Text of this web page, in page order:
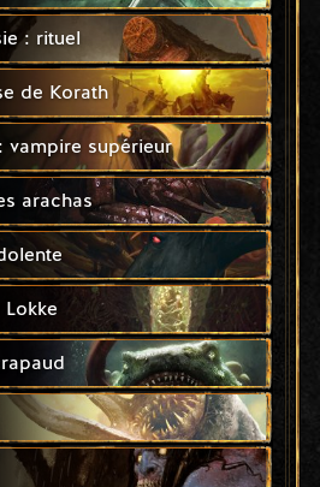
: rituel
de Korath
vampire supérieur
arachas
Lokke